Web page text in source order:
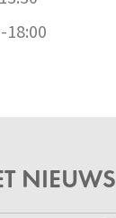
18:00
NIEUWS